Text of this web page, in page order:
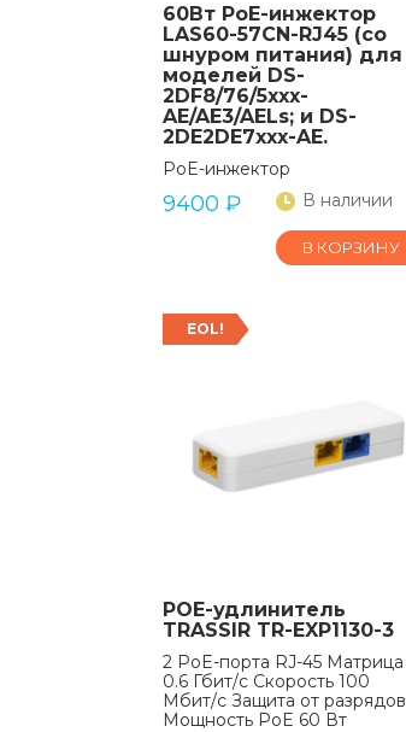
60Вт PoE-инжектор
LAS60-57CN-RJ45 (со
шнуром питания) для
моделей DS-
2DF8/76/5xxx-
AE/AE3/AELs; и DS-
2DE2DE7xxx-AE.
PoE-инжектор
9400 ₽ В наличии
В КОРЗИНУ
EOL!
POE-удлинитель
TRASSIR TR-EXP1130-3
2 PoE-порта RJ-45 Матрица
0.6 Гбит/с Скорость 100
Мбит/c Защита от разрядов
Мощность PoE 60 Вт